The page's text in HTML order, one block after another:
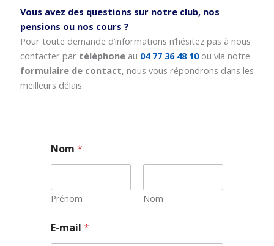
Vous avez des questions sur notre club, nos
pensions ou nos cours ?
Pour toute demande d’informations n’hésitez pas à nous
contacter par téléphoneau 04 77 36 48 10 ou via notre
formulaire de contact, nous vous répondrons dans les
meilleurs délais.
Nom*
Prénom Nom
E
-
E-mail*